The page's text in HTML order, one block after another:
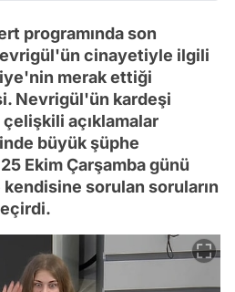
programında son
cinayetiyle ilgili
merak ettiği
Nevrigül'ün kardeşi
açıklamalar
büyük şüphe
Ekim Çarşamba günü
sorulan soruların